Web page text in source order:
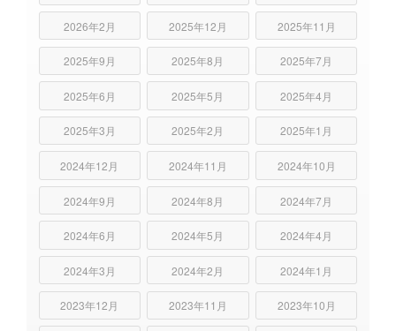
2026年2月 2025年12月 2025年11月
2025年9月 2025年8月 2025年7月
2025年6月 2025年5月 2025年4月
2025年3月 2025年2月 2025年1月
2024年12月 2024年11月 2024年10月
2024年9月 2024年8月 2024年7月
2024年6月 2024年5月 2024年4月
2024年3月 2024年2月 2024年1月
2023年12月 2023年11月 2023年10月